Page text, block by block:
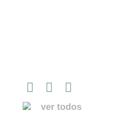
ver todos